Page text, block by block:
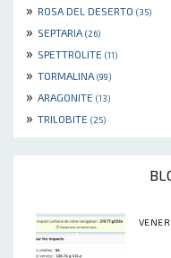
» ROSA DEL DESERTO (35)
» SEPTARIA (26)
» SPETTROLITE (11)
» TORMALINA (99)
» ARAGONITE (13)
» TRILOBITE (25)